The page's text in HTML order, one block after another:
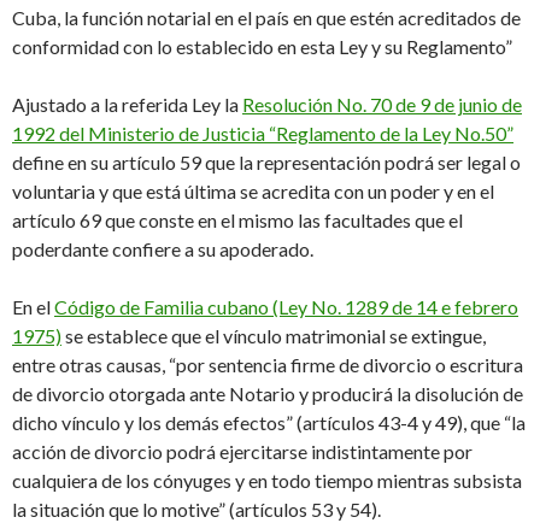
Cuba, la función notarial en el país en que estén acreditados de
conformidad con lo establecido en esta Ley y su Reglamento”
Ajustado a la referida Ley la Resolución No. 70 de 9 de junio de
1992 del Ministerio de Justicia “Reglamento de la Ley No.50”
define en su artículo 59 que la representación podrá ser legal o
voluntaria y que está última se acredita con un poder y en el
artículo 69 que conste en el mismo las facultades que el
poderdante confiere a su apoderado.
En elCódigo de Familia cubano (Ley No. 1289 de 14 e febrero
1975)se establece que el vínculo matrimonial se extingue,
entre otras causas, “porsentencia firme de divorcio o escritura
de divorcio otorgada ante Notario y producirá la disolución de
dicho vínculo y los demás efectos” (artículos 43-4 y 49), que “la
acción de divorcio podrá ejercitarse indistintamente por
cualquiera de los cónyuges y en todo tiempo mientras subsista
la situación que lo motive” (artículos 53 y 54).